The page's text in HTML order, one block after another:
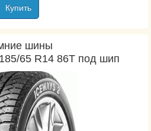
Купить
шины
65 R14 86T под шип